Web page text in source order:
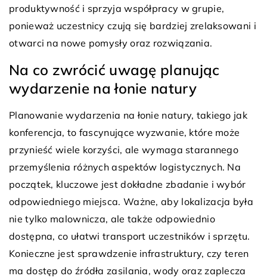
produktywność i sprzyja współpracy w grupie,
ponieważ uczestnicy czują się bardziej zrelaksowani i
otwarci na nowe pomysły oraz rozwiązania.
Na co zwrócić uwagę planując
wydarzenie na łonie natury
Planowanie wydarzenia na łonie natury, takiego jak
konferencja, to fascynujące wyzwanie, które może
przynieść wiele korzyści, ale wymaga starannego
przemyślenia różnych aspektów logistycznych. Na
początek, kluczowe jest dokładne zbadanie i wybór
odpowiedniego miejsca. Ważne, aby lokalizacja była
nie tylko malownicza, ale także odpowiednio
dostępna, co ułatwi transport uczestników i sprzętu.
Konieczne jest sprawdzenie infrastruktury, czy teren
ma dostęp do źródła zasilania, wody oraz zaplecza